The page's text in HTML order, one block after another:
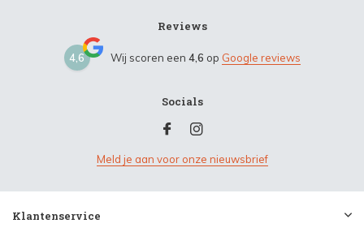
Reviews
4,6 Wij scoren een 4,6 op Google reviews
Socials
Meld je aan voor onze nieuwsbrief
Klantenservice